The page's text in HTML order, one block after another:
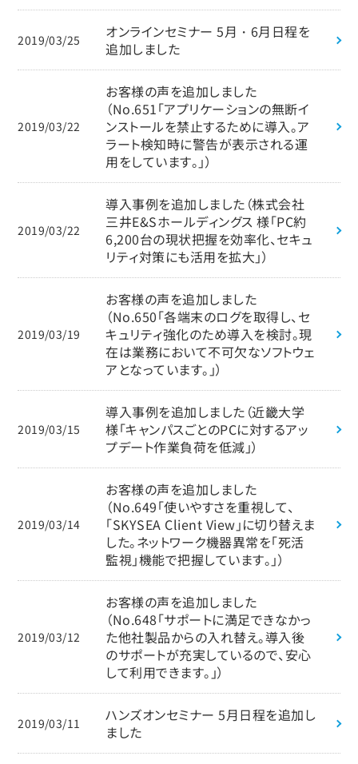
2019/03/25
オンラインセミナー 5月・6月日程を
追加しました
2019/03/22
お客様の声を追加しました
（No.651「アプリケーションの無断イ
ンストールを禁止するために導入。ア
ラート検知時に警告が表示される運
用をしています。」）
2019/03/22
導入事例を追加しました（株式会社
三井E&Sホールディングス 様「PC約
6,200台の現状把握を効率化、セキュ
リティ対策にも活用を拡大」）
2019/03/19
お客様の声を追加しました
（No.650「各端末のログを取得し、セ
キュリティ強化のため導入を検討。現
在は業務において不可欠なソフトウェ
アとなっています。」）
2019/03/15
導入事例を追加しました（近畿大学
様「キャンパスごとのPCに対するアッ
プデート作業負荷を低減」）
2019/03/14
お客様の声を追加しました
（No.649「使いやすさを重視して、
「SKYSEA Client View」に切り替えま
した。ネットワーク機器異常を「死活
監視」機能で把握しています。」）
2019/03/12
お客様の声を追加しました
（No.648「サポートに満足できなかっ
た他社製品からの入れ替え。導入後
のサポートが充実しているので、安心
して利用できます。」）
2019/03/11
ハンズオンセミナー 5月日程を追加し
ました